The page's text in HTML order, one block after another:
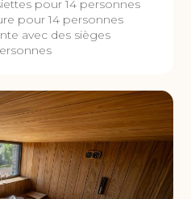
pour 14 personnes
pour 14 personnes
avec des sièges